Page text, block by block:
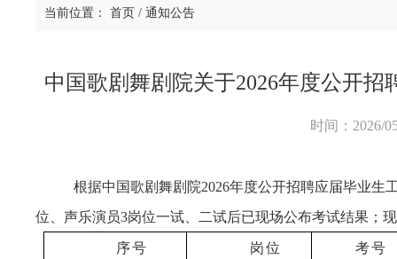
当前位置： 首页 / 通知公告
中国歌剧舞剧院关于2026年度公开
时间：2026/
根据中国歌剧舞剧院2026年度公开招聘应届毕业生
位、声乐演员3岗位一试、二试后已现场公布考试结果；
序号 岗位 考号